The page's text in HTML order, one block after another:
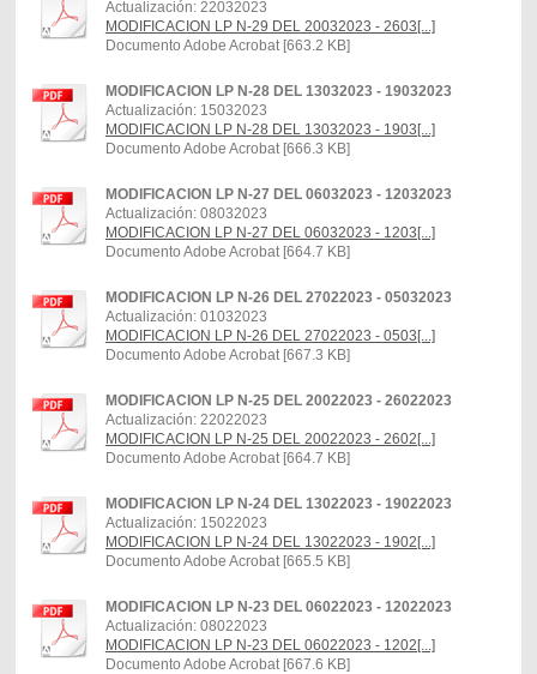
Actualización: 22032023
MODIFICACION LP N-29 DEL 20032023 - 2603[...]
Documento Adobe Acrobat [663.2 KB]
MODIFICACION LP N-28 DEL 13032023 - 19032023
Actualización: 15032023
MODIFICACION LP N-28 DEL 13032023 - 1903[...]
Documento Adobe Acrobat [666.3 KB]
MODIFICACION LP N-27 DEL 06032023 - 12032023
Actualización: 08032023
MODIFICACION LP N-27 DEL 06032023 - 1203[...]
Documento Adobe Acrobat [664.7 KB]
MODIFICACION LP N-26 DEL 27022023 - 05032023
Actualización: 01032023
MODIFICACION LP N-26 DEL 27022023 - 0503[...]
Documento Adobe Acrobat [667.3 KB]
MODIFICACION LP N-25 DEL 20022023 - 26022023
Actualización: 22022023
MODIFICACION LP N-25 DEL 20022023 - 2602[...]
Documento Adobe Acrobat [664.7 KB]
MODIFICACION LP N-24 DEL 13022023 - 19022023
Actualización: 15022023
MODIFICACION LP N-24 DEL 13022023 - 1902[...]
Documento Adobe Acrobat [665.5 KB]
MODIFICACION LP N-23 DEL 06022023 - 12022023
Actualización: 08022023
MODIFICACION LP N-23 DEL 06022023 - 1202[...]
Documento Adobe Acrobat [667.6 KB]